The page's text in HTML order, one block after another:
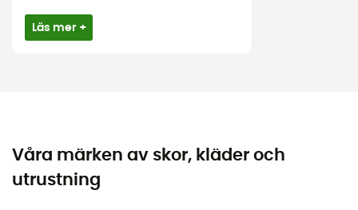
Läs mer +
Våra märken av skor, kläder och
utrustning